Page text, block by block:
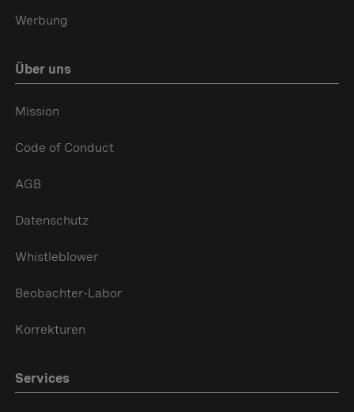
Werbung
Über uns
Mission
Code of Conduct
AGB
Datenschutz
Whistleblower
Beobachter-Labor
Korrekturen
Services